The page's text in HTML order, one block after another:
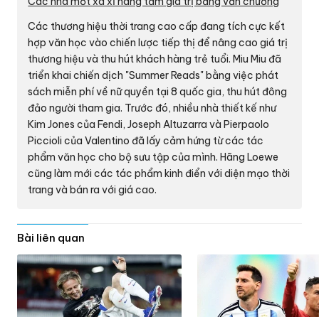
Các thương hiệu thời trang cao cấp đang tích cực kết
hợp văn học vào chiến lược tiếp thị để nâng cao giá trị
thương hiệu và thu hút khách hàng trẻ tuổi. Miu Miu đã
triển khai chiến dịch "Summer Reads" bằng việc phát
sách miễn phí về nữ quyền tại 8 quốc gia, thu hút đông
đảo người tham gia. Trước đó, nhiều nhà thiết kế như
Kim Jones của Fendi, Joseph Altuzarra và Pierpaolo
Piccioli của Valentino đã lấy cảm hứng từ các tác
phẩm văn học cho bộ sưu tập của mình. Hãng Loewe
cũng làm mới các tác phẩm kinh điển với diện mạo thời
trang và bán ra với giá cao.
Bài liên quan